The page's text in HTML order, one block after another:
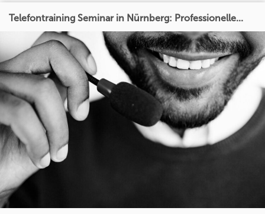
Telefontraining Seminar in Nürnberg: Professionelle...